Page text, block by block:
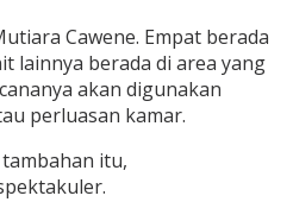
Cawene. Empat berada
lainnya berada di area yang
akan digunakan
perluasan kamar.
itu,